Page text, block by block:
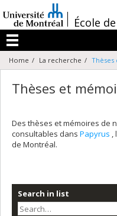
au
contenu
/École de
Menu
Home La recherche
Thèses et
Des thèses et mémoires de
consultables dans Papyrus ,
de Montréal.
Search in list